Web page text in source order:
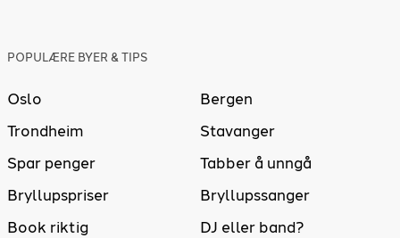
POPULÆRE BYER & TIPS
Oslo
Bergen
Trondheim
Stavanger
Spar penger
Tabber å unngå
Bryllupspriser
Bryllupssanger
Book riktig
DJ eller band?